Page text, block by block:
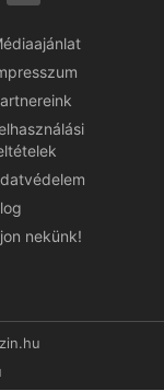
nekünk!